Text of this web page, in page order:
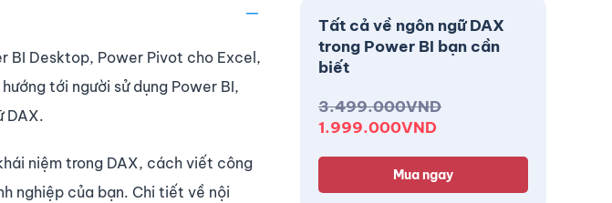
BI Desktop, Power Pivot cho Excel,
tới người sử dụng Power BI,
DAX.
niệm trong DAX, cách viết công
nghiệp của bạn. Chi tiết về nội
Tất cả về ngôn ngữ DAX
trong Power BI bạn cần
biết
3.499.000VND
1.999.000VND
Mua ngay